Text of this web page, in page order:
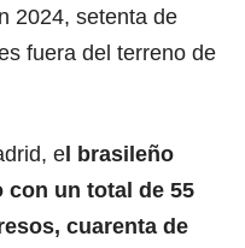
2024, setenta de
fuera del terreno de
el brasileño
un total de 55
cuarenta de